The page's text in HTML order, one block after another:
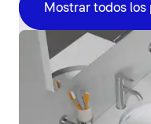
Mostrar todos